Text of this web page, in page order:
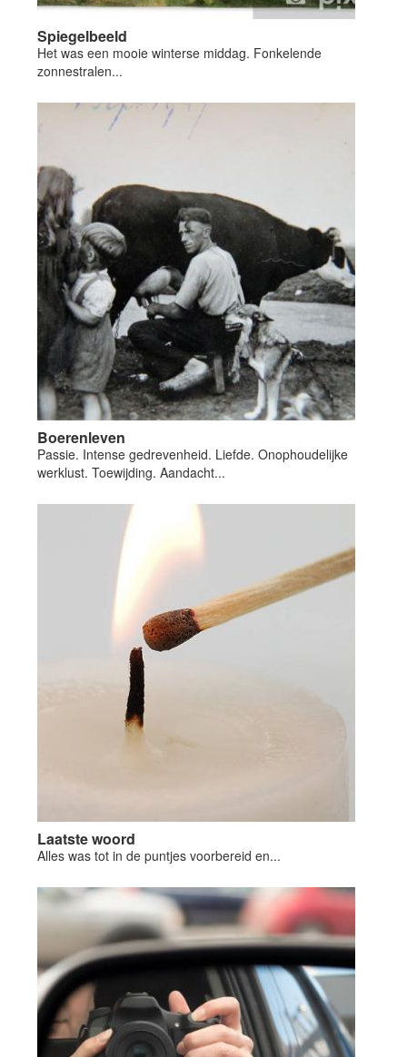
Spiegelbeeld
Het was een mooie winterse middag. Fonkelende
zonnestralen...
Boerenleven
Passie. Intense gedrevenheid. Liefde. Onophoudelijke
werklust. Toewijding. Aandacht...
Laatste woord
Alles was tot in de puntjes voorbereid en...